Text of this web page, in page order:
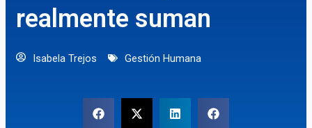
realmente suman
Isabela Trejos Gestión Humana